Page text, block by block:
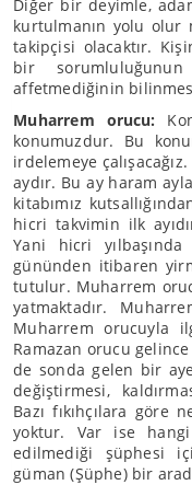
Diğer bir deyimle,
kurtulmanın yolu olur
takipçisi olacaktır.
bir sorumluluğunun
affetmediğinin
Muharrem orucu:
konumuzdur. Bu
irdelemeye
aydır. Bu ay haram
kitabımız
hicri takvimin ilk
Yani hicri
gününden itibaren
tutulur. Muharrem
yatmaktadır.
Muharrem orucuyla
Ramazan orucu
de sonda gelen bir
değiştirmesi,
Bazı fıkıhçılara göre
yoktur. Var ise
edilmediği şüphesi
güman (Şüphe) bir